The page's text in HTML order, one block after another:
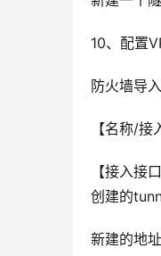
10、配置
防火墙导
【名称/
【接入接
创建的
新建的地